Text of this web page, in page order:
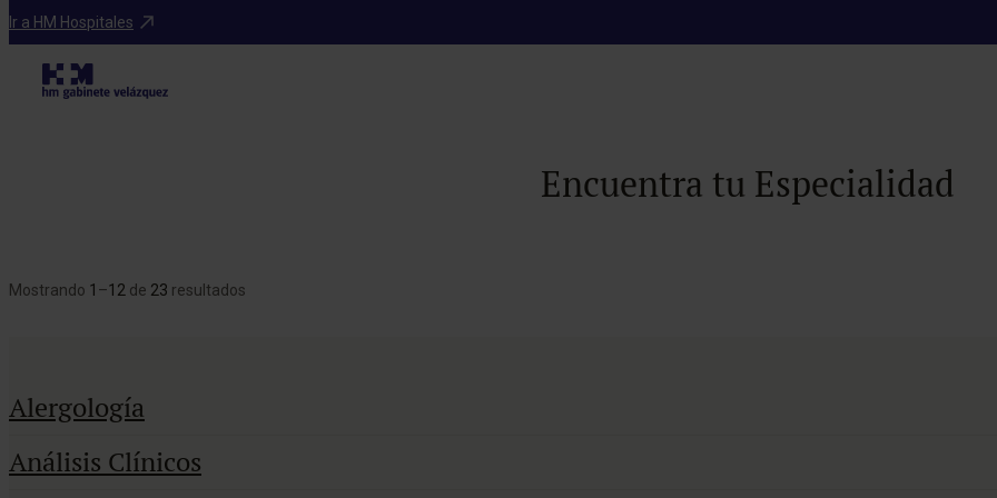
Ir a HM Hospitales
Encuentra tu Especialidad
Mostrando 1 –12 de 23 resultados
Alergología
Análisis Clínicos